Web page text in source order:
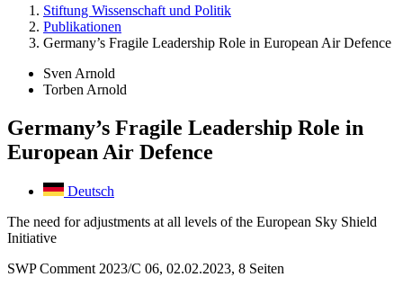
Stiftung Wissenschaft und Politik
Publikationen
Germany’s Fragile Leadership Role in European Air Defence
Sven Arnold
Torben Arnold
Germany’s Fragile Leadership Role in
European Air Defence
Deutsch
The need for adjustments at all levels of the European Sky Shield
Initiative
SWP Comment 2023/C 06, 02.02.2023, 8 Seiten